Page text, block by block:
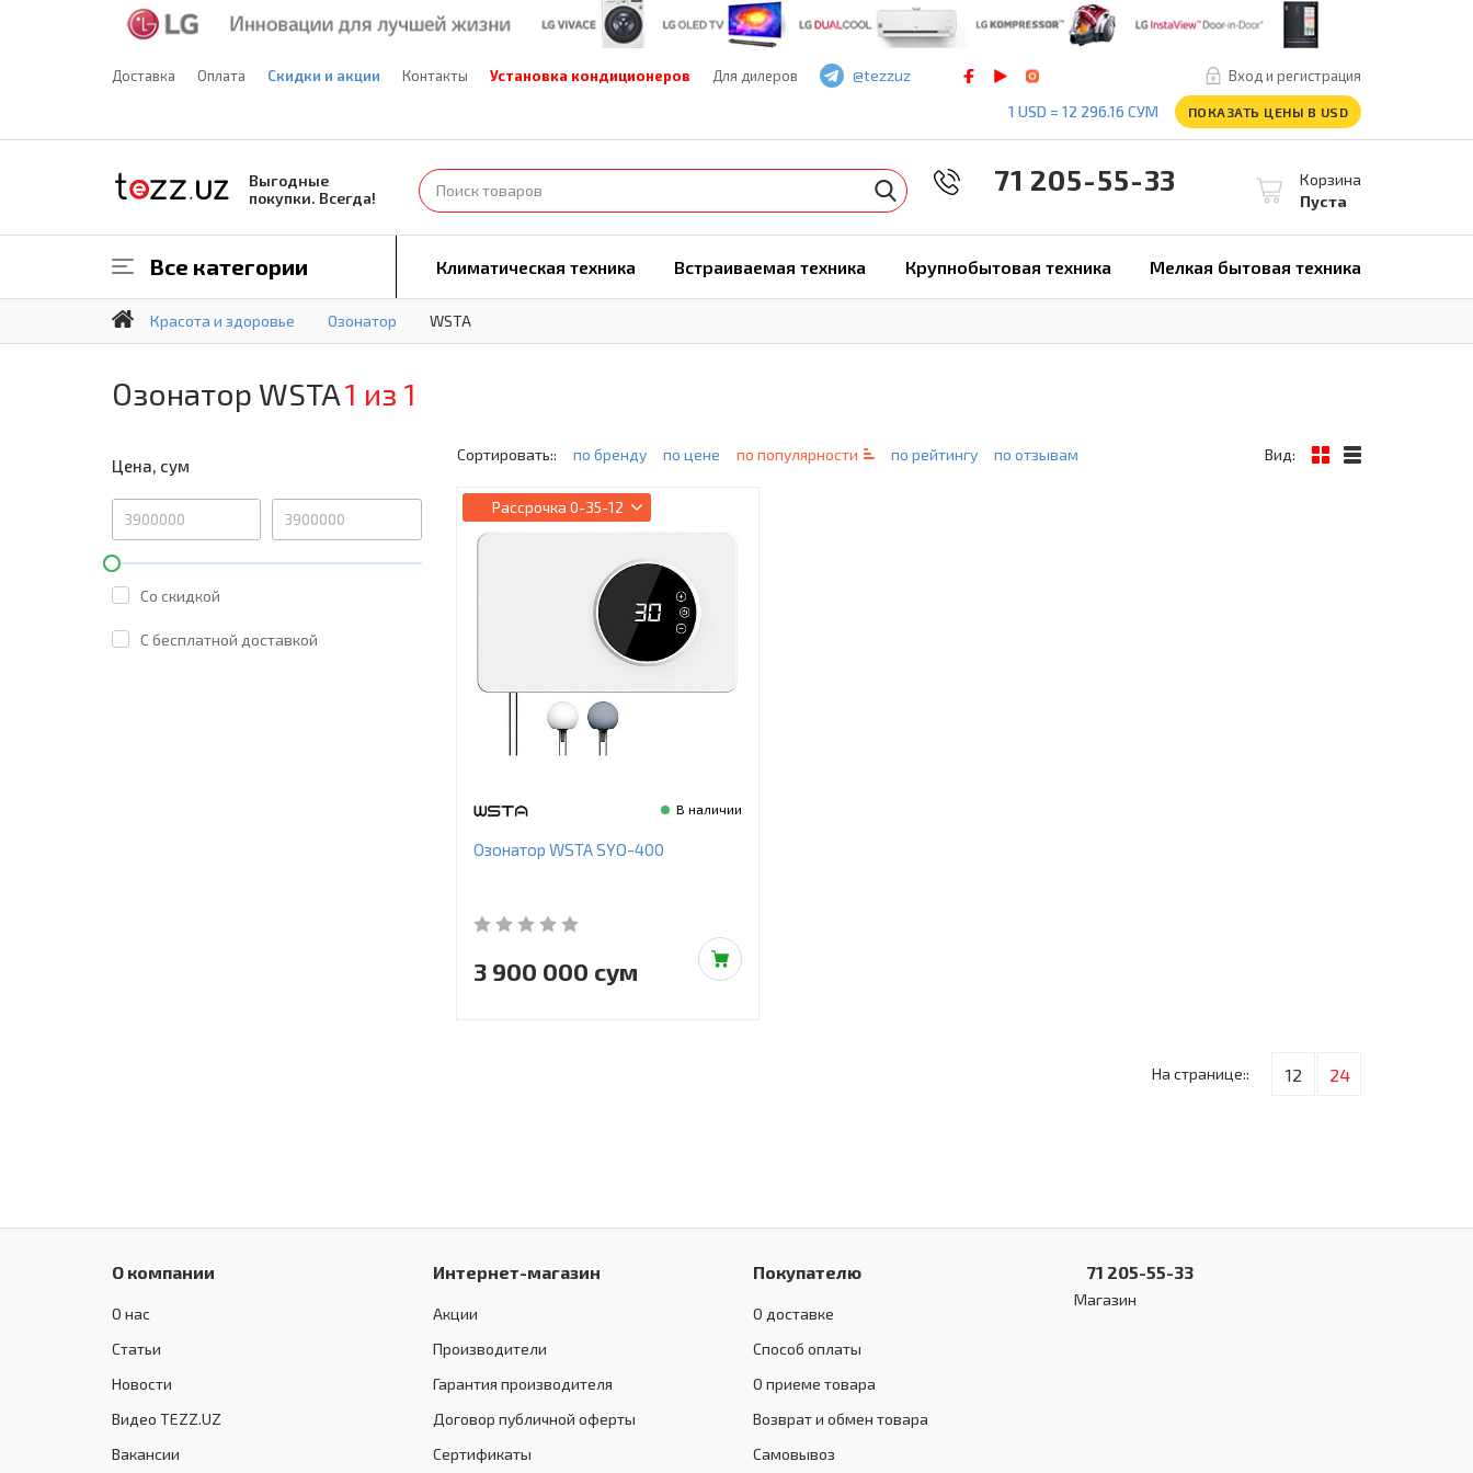
Доставка Оплата Скидки и акции Контакты Установка кондиционеров Для дилеров Вход и регистрация
@tezzuz
1 USD = 12 296.16 СУМ
ПОКАЗАТЬ ЦЕНЫ В USD
Выгодные
покупки. Всегда!
Корзина
Пуста
71 205-55-33
Все категории Климатическая техника Встраиваемая техника Крупнобытовая техника Мелкая бытовая техника
Красота и здоровье Озонатор WSTA
Озонатор WSTA1 из 1
Цена, сум
Со скидкой
C бесплатной доставкой
Сортировать:: по бренду по цене по популярности по рейтингу по отзывам Вид:
Рассрочка 0-35-12
В наличии
Озонатор WSTA SYO-400
3 900 000 сум
На странице:: 12 24
О компании
О нас
Статьи
Новости
Видео TEZZ.UZ
Вакансии
Интернет-магазин
Акции
Производители
Гарантия производителя
Договор публичной оферты
Сертификаты
Покупателю
О доставке
Способ оплаты
О приеме товара
Возврат и обмен товара
Самовывоз
71 205-55-33
Магазин